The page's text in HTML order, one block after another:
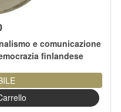
e comunicazione
finlandese